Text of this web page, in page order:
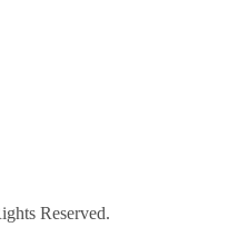
Reserved.